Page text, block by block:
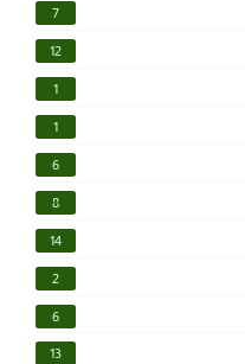
7
12
1
1
6
8
14
2
6
13